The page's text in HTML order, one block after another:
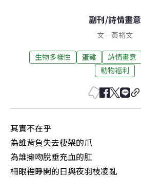
副刊/詩情畫意
文—黃裕文
生物多樣性 蛋雞 詩情畫意
動物福利
其實不在乎
為誰背負失去棲架的爪
為誰擁吻脫垂充血的肛
柵眼裡睜開的日與夜羽枝凌亂